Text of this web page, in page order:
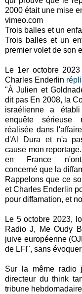
2000 était une mise
vimeo.com
Trois balles et un
Trois balles et un
premier volet de son
Le 1er octobre
Charles Enderlin
"À Julien et
dit pas En 2008, la
israélienne a établi
enquête sérieuse
réalisée dans
d'Al Dura et n'a
cause mon
en France
concerné que la
Rappelons que ce
et Charles Enderlin
pour diffamation, et
Le 5 octobre 2023,
Radio J, Me Oudy
juive européenne
de LFI", sans
Sur la même radio
directeur du think
tribune